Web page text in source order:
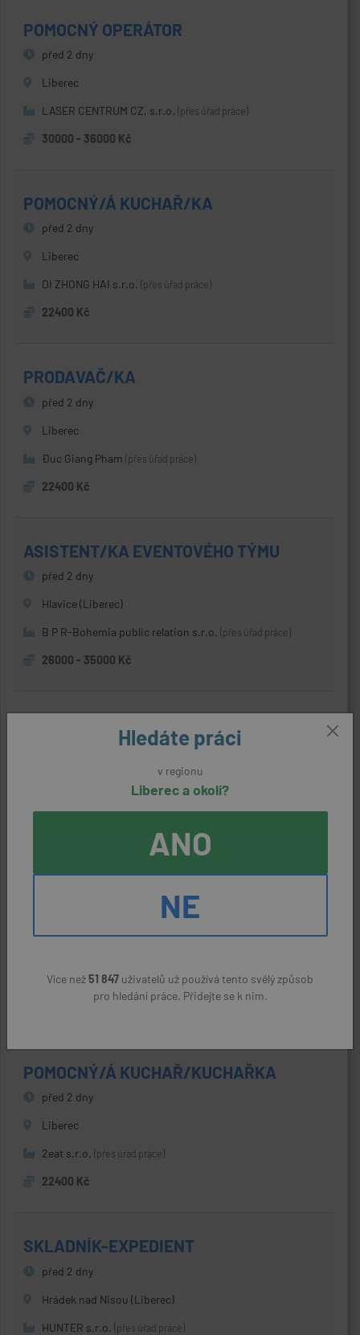
POMOCNÝ OPERÁTOR
před 2 dny
Liberec
LASER CENTRUM CZ, s.r.o. (přes úřad práce)
30000 - 36000 Kč
POMOCNÝ/Á KUCHAŘ/KA
před 2 dny
Liberec
DI ZHONG HAI s.r.o. (přes úřad práce)
22400 Kč
PRODAVAČ/KA
před 2 dny
Liberec
Đuc Giang Pham (přes úřad práce)
22400 Kč
ASISTENT/KA EVENTOVÉHO TÝMU
před 2 dny
Hlavice (Liberec)
B P R-Bohemia public relation s.r.o. (přes úřad práce)
26000 - 35000 Kč
Paraiso massage s.r.o.(přes úřad práce)
POMOCNÝ/Á KUCHAŘ/KUCHAŘKA
před 2 dny
Liberec
2eat s.r.o. (přes úřad práce)
22400 Kč
SKLADNÍK-EXPEDIENT
před 2 dny
Hrádek nad Nisou (Liberec)
HUNTER s.r.o. (přes úřad práce)
Hledáte práci
v regionu
Liberec a okolí?
ANO
NE
Více než51 847 uživatelů už používá tento svělý způsob
pro hledání práce. Přidejte se k nim.